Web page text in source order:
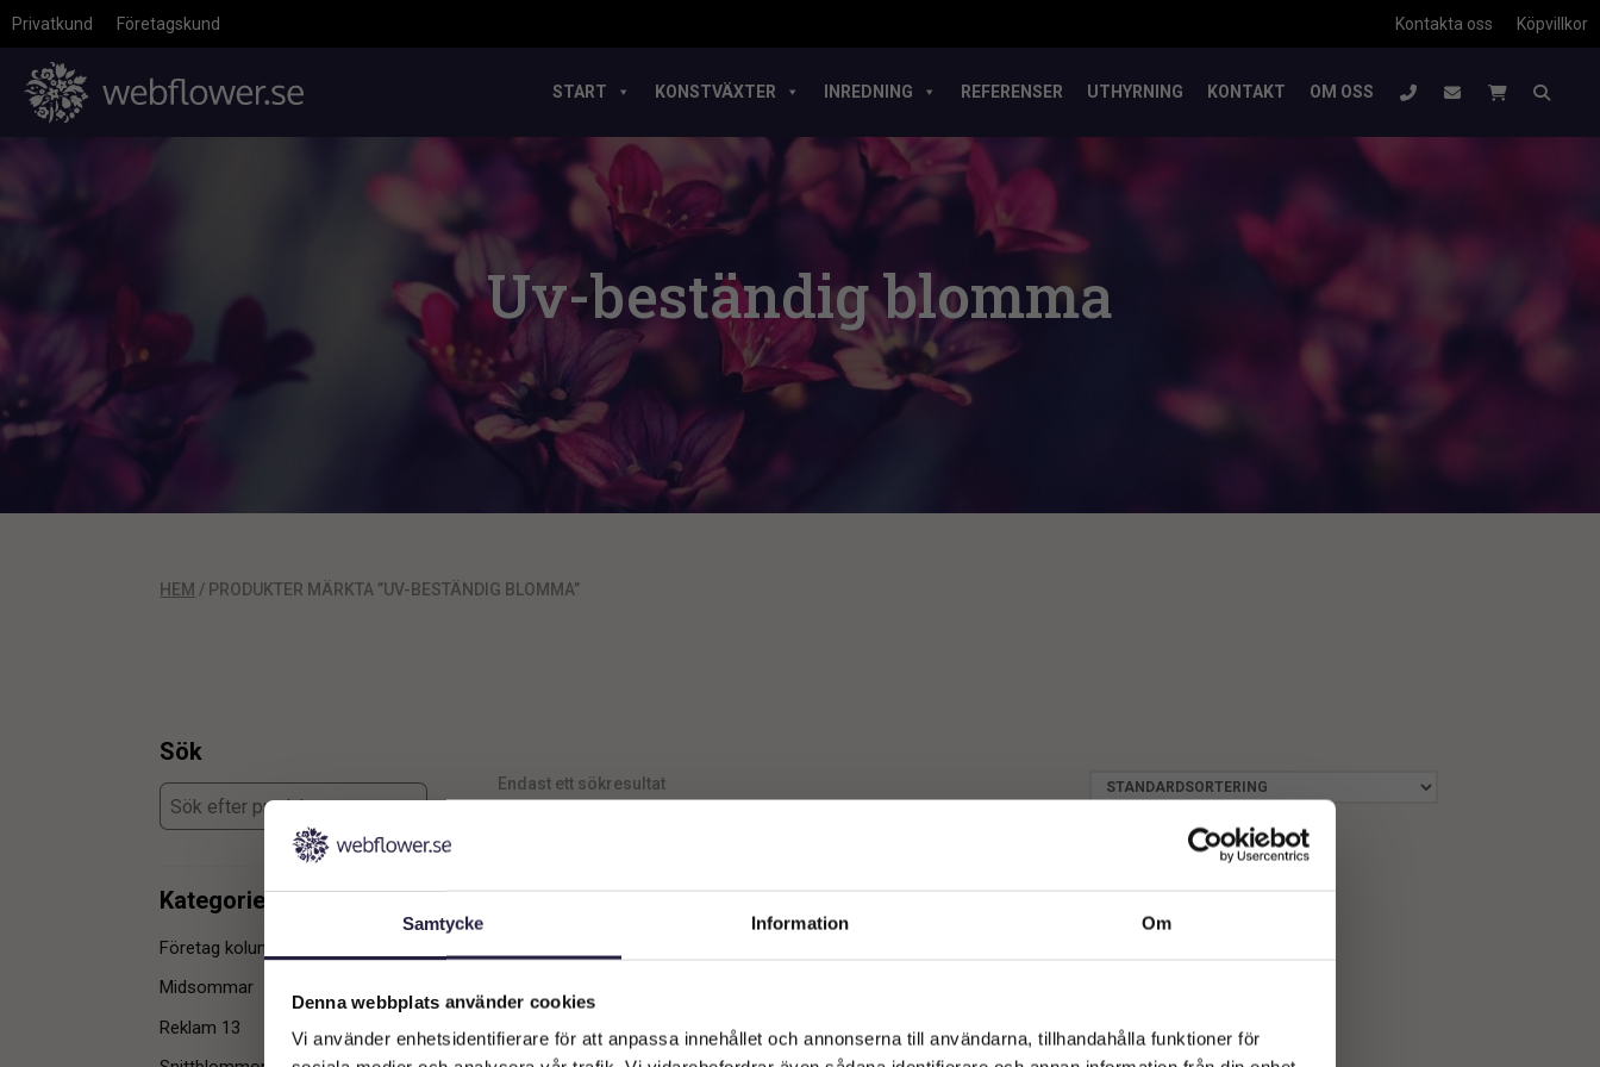
Samtycke Information Om
Denna webbplats använder cookies
Vi använder enhetsidentifierare för att anpassa innehållet och annonserna till användarna, tillhandahålla funktioner för
Privatkund Företagskund Köpvillkor
Kontakta oss
START KONSTVÄXTER INREDNING REFERENSER UTHYRNING KONTAKT OM OSS
Uv-beständig blomma
HEM / PRODUKTER MÄRKTA ”UV-BESTÄNDIG BLOMMA”
Sök
Kategorier
Företag kolumn 3
Midsommar
Reklam 13
1
Endast ett sökresultat
Välkommen till Webflower
Vilken typ av kund är du? Du kan alltid justera ditt val längst upp